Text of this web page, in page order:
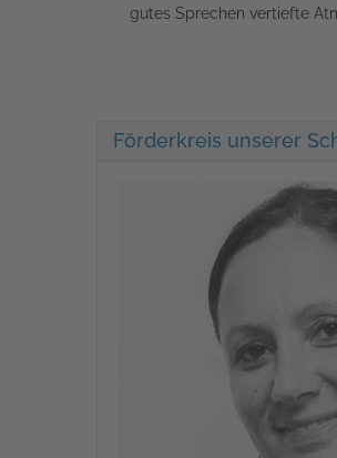
gutes Sprechen vertiefte
Förderkreis unserer